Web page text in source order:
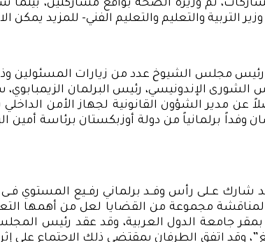
والتعليم والتعليم الفني- للمزيد يمكن الاطلاع على
الإندونيسي، رئيس البرلمان الزيمبابوي،
مدير الشؤون القانونية لجهاز الأمن
وفداً برلمانياً من دولة أوزبكستان برئاسة أمين
عــلى رأس وفــد برلماني رفــيع المستوي فــى
الجلسة الثانية للبرلمان والذي عقد في 12 ديسمبر 2020 بمقر جامعة
وقد اتفق الطرفان بمقتضى ذلك الاجتماع على